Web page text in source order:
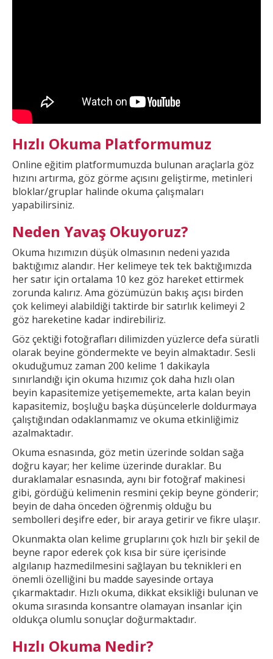
Hızlı Okuma Platformumuz
Online eğitim platformumuzda bulunan araçlarla göz
hızını artırma, göz görme açısını geliştirme, metinleri
bloklar/gruplar halinde okuma çalışmaları
yapabilirsiniz.
Neden Yavaş Okuyoruz?
Okuma hızımızın düşük olmasının nedeni yazıda
baktığımız alandır. Her kelimeye tek tek baktığımızda
her satır için ortalama 10 kez göz hareket ettirmek
zorunda kalırız. Ama gözümüzün bakış açısı birden
çok kelimeyi alabildiği taktirde birsatırlık kelimeyi 2
göz hareketine kadar indirebiliriz.
Göz çektiği fotoğrafları dilimizden yüzlerce defa süratli
olarak beyine göndermekte ve beyin almaktadır. Sesli
okuduğumuz zaman 200 kelime 1 dakikayla
sınırlandığı için okuma hızımız çok daha hızlı olan
beyin kapasitemize yetişememekte, arta kalan beyin
kapasitemiz, boşluğu başka düşüncelerle doldurmaya
çalıştığından odaklanmamız ve okuma etkinliğimiz
azalmaktadır.
Okuma esnasında, göz metin üzerinde soldan sağa
doğru kayar; her kelime üzerinde duraklar. Bu
duraklamalar esnasında, aynı bir fotoğraf makinesi
gibi, gördüğü kelimenin resmini çekip beyne gönderir;
beyin de daha önceden öğrenmiş olduğu bu
sembolleri deşifre eder, bir araya getirir ve fikre ulaşır.
Okunmakta olan kelime gruplarını çok hızlı bir şekil de
beyne rapor ederek çok kısa bir süre içerisinde
algılanıp hazmedilmesini sağlayan bu teknikleri en
önemli özelliğini bu madde sayesinde ortaya
çıkarmaktadır. Hızlı okuma, dikkateksikliği bulunan ve
okuma sırasında konsantre olamayan insanlar için
oldukça olumlu sonuçlar doğurmaktadır.
Hızlı Okuma Nedir?